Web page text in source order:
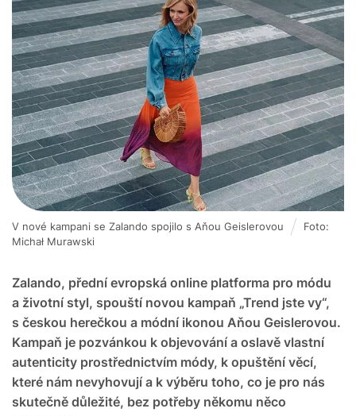
Zalando, přední evropská online platforma pro módu
a životní styl, spouští novou kampaň „Trend jste vy“,
s českou herečkou a módní ikonou Aňou Geislerovou.
Kampaň je pozvánkou k objevování a oslavě vlastní
autenticity prostřednictvím módy, k opuštění věcí,
které nám nevyhovují a k výběru toho, co je pro nás
skutečně důležité, bez potřeby někomu něco
V nové kampani se Zalando spojilo s Aňou Geislerovou
Foto:
Michał Murawski